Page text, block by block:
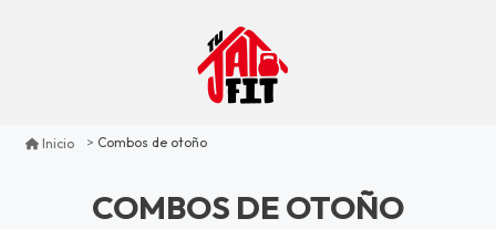
Inicio Combos de otoño
COMBOS DE OTOÑO